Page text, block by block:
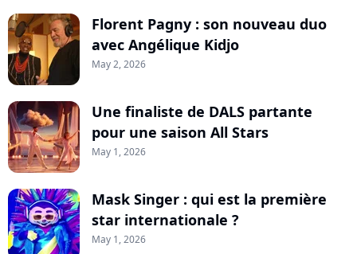
Florent Pagny : son nouveau duo
avec Angélique Kidjo
May 2, 2026
Une finaliste de DALS partante
pour une saison All Stars
May 1, 2026
Mask Singer : qui est la première
star internationale ?
May 1, 2026